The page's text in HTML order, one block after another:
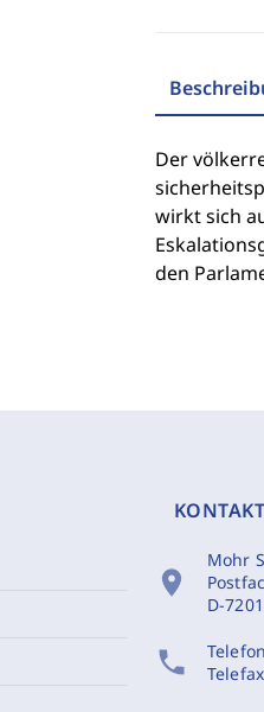
Der
wirkt sich
den
KONTAKT
location_on
Mohr
D-
phone